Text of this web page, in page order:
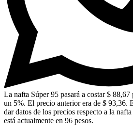
La nafta Súper 95 pasará a costar $
un 5%. El precio anterior era de $ 93,36.
dar datos de los precios respecto a la
está actualmente en 96 pesos.